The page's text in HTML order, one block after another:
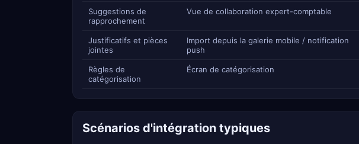
Suggestions de
rapprochement
Vue de collaboration expert-comptable
Justificatifs et pièces
jointes
Import depuis la galerie mobile / notification
push
Règles de
catégorisation
Écran de catégorisation
Scénarios d'intégration typiques